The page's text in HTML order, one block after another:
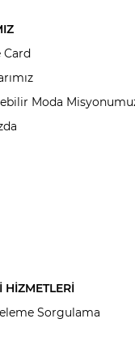
Card
Moda
HİZMETLERİ
Sorgulama